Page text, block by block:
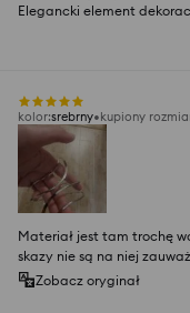
Elegancki element
kolor:srebrny kupiony
Materiał jest tam trochę
skazy nie są na niej
Zobacz oryginał